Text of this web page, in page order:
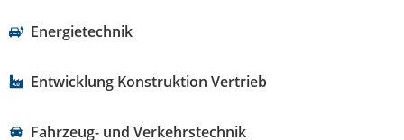
Energietechnik
Entwicklung Konstruktion Vertrieb
Fahrzeug- und Verkehrstechnik